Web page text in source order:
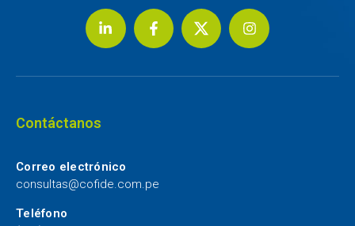
Contáctanos
Correo electrónico
consultas@cofide.com.pe
Teléfono